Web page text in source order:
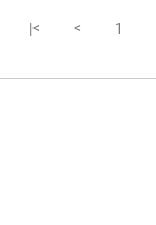
|< < 1